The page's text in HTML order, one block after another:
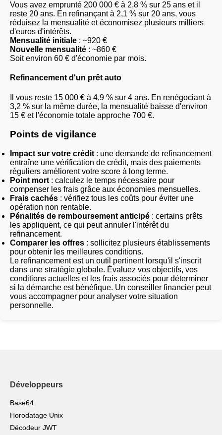
Vous avez emprunté 200 000 € à 2,8 % sur 25 ans et il
reste 20 ans. En refinançant à 2,1 % sur 20 ans, vous
réduisez la mensualité et économisez plusieurs milliers
d'euros d'intérêts.
Mensualité initiale : ~920 €
Nouvelle mensualité : ~860 €
Soit environ 60 € d'économie par mois.
Refinancement d'un prêt auto
Il vous reste 15 000 € à 4,9 % sur 4 ans. En renégociant à
3,2 % sur la même durée, la mensualité baisse d'environ
15 € et l'économie totale approche 700 €.
Points de vigilance
Impact sur votre crédit : une demande de refinancement
entraîne une vérification de crédit, mais des paiements
réguliers améliorent votre score à long terme.
Point mort : calculez le temps nécessaire pour
compenser les frais grâce aux économies mensuelles.
Frais cachés : vérifiez tous les coûts pour éviter une
opération non rentable.
Pénalités de remboursement anticipé : certains prêts
les appliquent, ce qui peut annuler l'intérêt du
refinancement.
Comparer les offres : sollicitez plusieurs établissements
pour obtenir les meilleures conditions.
Le refinancement est un outil pertinent lorsqu'il s'inscrit
dans une stratégie globale. Évaluez vos objectifs, vos
conditions actuelles et les frais associés pour déterminer
si la démarche est bénéfique. Un conseiller financier peut
vous accompagner pour analyser votre situation
personnelle.
Développeurs
Base64
Horodatage Unix
Décodeur JWT